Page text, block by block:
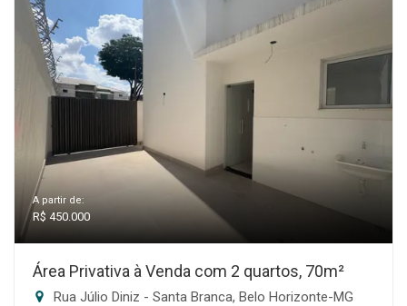
A partir de:
R$ 450.000
Área Privativa à Venda com 2 quartos, 70m²
Rua Júlio Diniz - Santa Branca, Belo Horizonte-MG